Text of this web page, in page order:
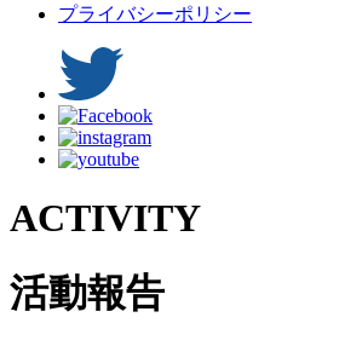
プライバシーポリシー
ACTIVITY
活動報告